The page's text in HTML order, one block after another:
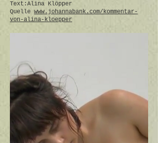
Text:Alina Klöpper
Quelle www.johannabank.com/kommentar-
von-alina-kloepper